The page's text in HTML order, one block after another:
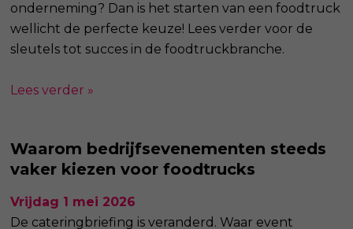
onderneming? Dan is het starten van een foodtruck
wellicht de perfecte keuze! Lees verder voor de
sleutels tot succes in de foodtruckbranche.
Lees verder »
Waarom bedrijfsevenementen steeds
vaker kiezen voor foodtrucks
Vrijdag 1 mei 2026
De cateringbriefing is veranderd. Waar event